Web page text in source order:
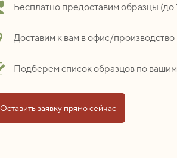
Бесплатно предоставим образцы (до
Доставим к вам в офис/производство
Подберем список образцов по
Оставить заявку прямо сейчас